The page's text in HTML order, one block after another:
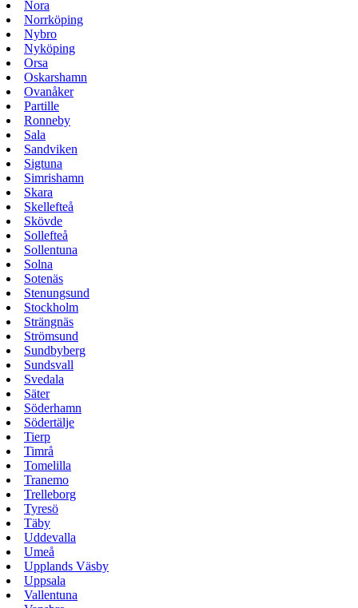
Nora
Norrköping
Nybro
Nyköping
Orsa
Oskarshamn
Ovanåker
Partille
Ronneby
Sala
Sandviken
Sigtuna
Simrishamn
Skara
Skellefteå
Skövde
Sollefteå
Sollentuna
Solna
Sotenäs
Stenungsund
Stockholm
Strängnäs
Strömsund
Sundbyberg
Sundsvall
Svedala
Säter
Söderhamn
Södertälje
Tierp
Timrå
Tomelilla
Tranemo
Trelleborg
Tyresö
Täby
Uddevalla
Umeå
Upplands Väsby
Uppsala
Vallentuna